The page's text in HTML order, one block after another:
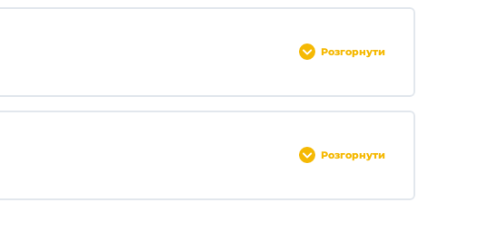
та лікування
Розгорнути
Розгорнути